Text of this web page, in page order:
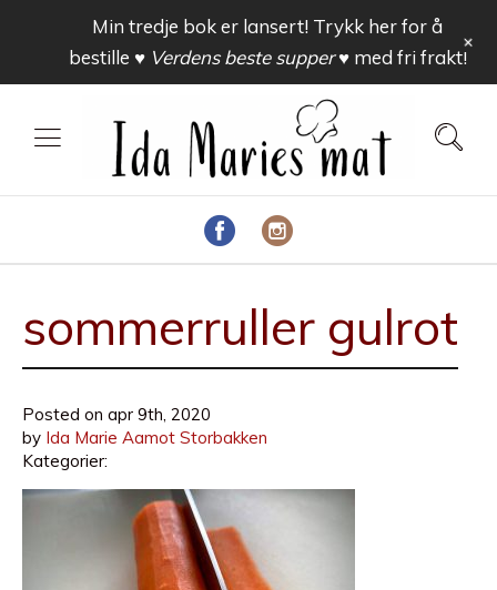
sommerruller gulrot
Posted on apr 9th, 2020
by Ida Marie Aamot Storbakken
Kategorier:
Min tredje bok er lansert! Trykk her for å
bestille ♥ Verdens beste supper ♥med fri frakt!
+